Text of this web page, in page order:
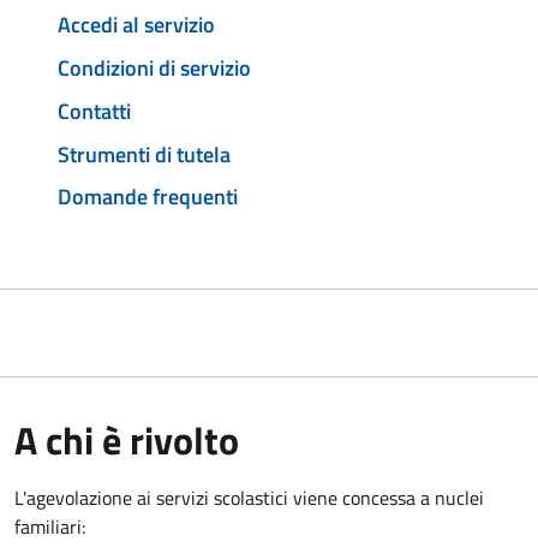
Accedi al servizio
Condizioni di servizio
Contatti
Strumenti di tutela
Domande frequenti
A chi è rivolto
L'agevolazione ai servizi scolastici viene concessa a nuclei
familiari: